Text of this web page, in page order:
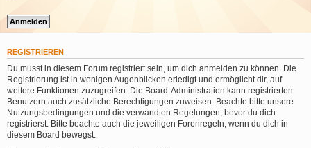
REGISTRIEREN
Du musst in diesem Forum registriert sein, um dich anmelden zu können. Die
Registrierung ist in wenigen Augenblicken erledigt und ermöglicht dir, auf
weitere Funktionen zuzugreifen. Die Board-Administration kann registrierten
Benutzern auch zusätzliche Berechtigungen zuweisen. Beachte bitte unsere
Nutzungsbedingungen und die verwandten Regelungen, bevor du dich
registrierst. Bitte beachte auch die jeweiligen Forenregeln, wenn du dich in
diesem Board bewegst.